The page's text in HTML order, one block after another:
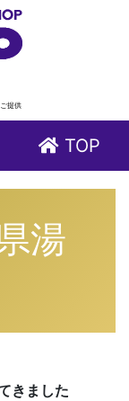
提供
TOP
湯
きました